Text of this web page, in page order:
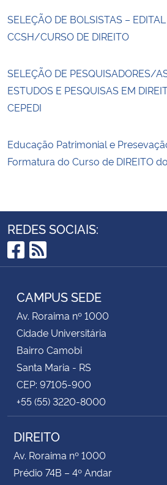
SELEÇÃO DE BOLSISTAS –
CCSH/CURSO DE DIREITO
SELEÇÃO DE PESQUISADORES/
ESTUDOS E PESQUISAS EM
CEPEDI
Educação Patrimonial e
Formatura do Curso de DIREITO
REDES SOCIAIS:
Facebook
RSS
CAMPUS SEDE
Av. Roraima nº 1000
Cidade Universitária
Bairro Camobi
Santa Maria - RS
CEP: 97105-900
+55 (55) 3220-8000
DIREITO
Av. Roraima nº 1000
Prédio 74B – 4º Andar